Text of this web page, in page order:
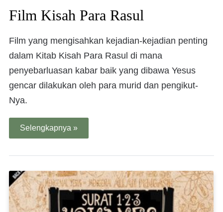
Film Kisah Para Rasul
Film yang mengisahkan kejadian-kejadian penting
dalam Kitab Kisah Para Rasul di mana
penyebarluasan kabar baik yang dibawa Yesus
gencar dilakukan oleh para murid dan pengikut-
Nya.
Selengkapnya »